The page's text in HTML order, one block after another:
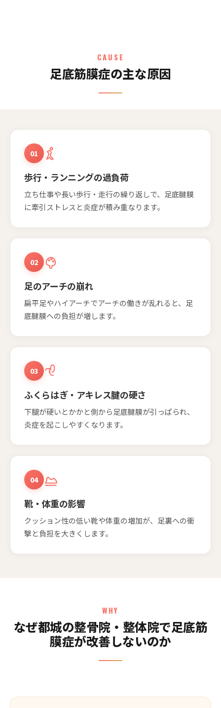
CAUSE
足底筋膜症の主な原因
01
歩行・ランニングの過負荷
立ち仕事や長い歩行・走行の繰り返しで、足底腱膜
に牽引ストレスと炎症が積み重なります。
02
足のアーチの崩れ
扁平足やハイアーチでアーチの働きが乱れると、足
底腱膜への負担が増します。
03
ふくらはぎ・アキレス腱の硬さ
下腿が硬いとかかと側から足底腱膜が引っぱられ、
炎症を起こしやすくなります。
04
靴・体重の影響
クッション性の低い靴や体重の増加が、足裏への衝
撃と負担を大きくします。
WHY
なぜ都城の整骨院・整体院で足底筋
膜症が改善しないのか